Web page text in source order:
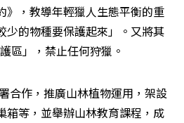
》，教導年輕獵人生態平衡的重
少的物種要保護起來」。又將其
區」，禁止任何狩獵。
合作，推廣山林植物運用，架設
箱等，並舉辦山林教育課程，成